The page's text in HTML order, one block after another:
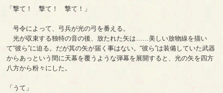
「撃て！ 撃て！ 撃て！」
号令によって、弓兵が光の弓を番える。
光が収束する独特の音の後、放たれた矢は……美しい放物線を描い
て“彼ら”に迫る。だが其の矢が届く事はない。“彼ら”は装備していた武器
からあっという間に天幕を覆うような弾幕を展開すると、光の矢を四方
八方から粉々にした。
「うて」